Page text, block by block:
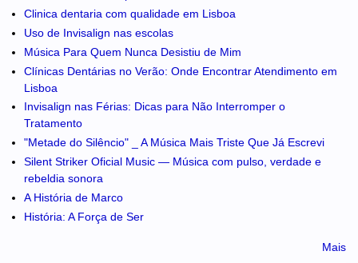
Clinica dentaria com qualidade em Lisboa
Uso de Invisalign nas escolas
Música Para Quem Nunca Desistiu de Mim
Clínicas Dentárias no Verão: Onde Encontrar Atendimento em
Lisboa
Invisalign nas Férias: Dicas para Não Interromper o
Tratamento
"Metade do Silêncio" _ A Música Mais Triste Que Já Escrevi
Silent Striker Oficial Music — Música com pulso, verdade e
rebeldia sonora
A História de Marco
História: A Força de Ser
Mais